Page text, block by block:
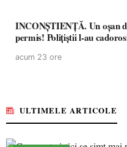
INCONȘTIENȚĂ. Un oșan
permis! Polițiștii l-au
acum 23 ore
ULTIMELE ARTICOLE